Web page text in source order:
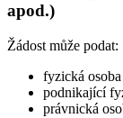
apod.)
Žádost může podat:
fyzická
podnikající
právnická